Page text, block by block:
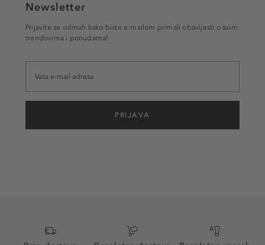
Newsletter
Prijavite se odmah kako biste e-mailom primali obavijesti o svim
trendovima i ponudama!
PRIJAVA